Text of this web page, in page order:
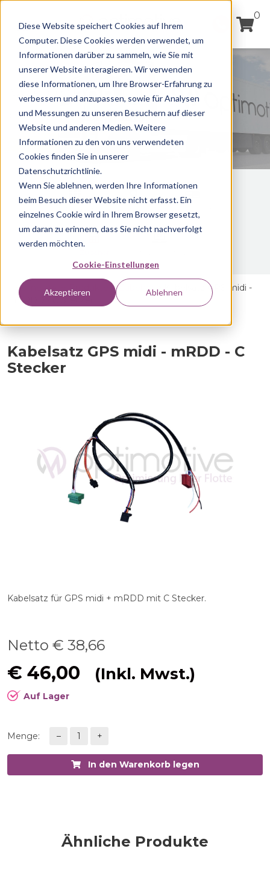
Diese Website speichert Cookies auf Ihrem
Computer. Diese Cookies werden verwendet, um
Informationen darüber zu sammeln, wie Sie mit
unserer Website interagieren. Wir verwenden
diese Informationen, um Ihre Browser-Erfahrung zu
verbessern und anzupassen, sowie für Analysen
und Messungen zu unseren Besuchern auf dieser
Website und anderen Medien. Weitere
Informationen zu den von uns verwendeten
Cookies finden Sie in unserer
Datenschutzrichtlinie.
Wenn Sie ablehnen, werden Ihre Informationen
beim Besuch dieser Website nicht erfasst. Ein
einzelnes Cookie wird in Ihrem Browser gesetzt,
um daran zu erinnern, dass Sie nicht nachverfolgt
werden möchten.
Cookie-Einstellungen
Akzeptieren Ablehnen
0
WEBSHOP
Optimotive Digitalflotte
Alle Produkte Ortung
Home > Alle Produkte > Zubehör > Kabelsatz GPS midi -
mRDD - C Stecker
Kabelsatz GPS midi - mRDD - C
Stecker
Kabelsatz für GPS midi + mRDD mit C Stecker​.
Netto € 38,66
€ 46,00 (Inkl. Mwst.)
Auf Lager
Menge: – 1 +
In den Warenkorb legen
Ähnliche Produkte